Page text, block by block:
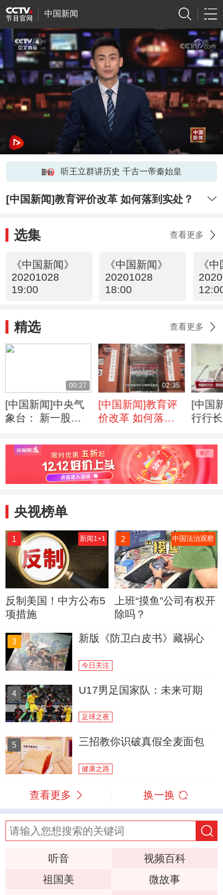
中国新闻
听王立群讲历史 千古一帝秦始皇
[中国新闻]教育评价改革 如何落到实处？
选集 查看更多
《中国新闻》
20201028
19:00
《中国新闻》
20201028
18:00
《
精选 查看更多
00:27
[中国新闻]中央气
象台： 新一股冷
迎大风降温
02:35
[中国新闻]教育评
价改革 如何落到
[中国
行行
强人
央视榜单
1 新闻1+1
反制美国！中方公布5
项措施
2 中国法治观察
上班“摸鱼”公司有权开
除吗？
3 新版《防卫白皮书》藏祸心
今日关注
4 U17男足国家队：未来可期
足球之夜
5 三招教你识破真假全麦面包
健康之路
查看更多 换一换
听音
视频百科
祖国美
微故事